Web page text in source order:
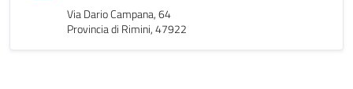
Via Dario Campana, 64
Provincia di Rimini, 47922